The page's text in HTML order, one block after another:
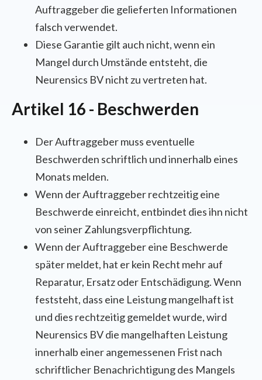
Auftraggeber die gelieferten Informationen
falsch verwendet.
Diese Garantie gilt auch nicht, wenn ein
Mangel durch Umstände entsteht, die
Neurensics BV nicht zu vertreten hat.
Artikel 16 - Beschwerden
Der Auftraggeber muss eventuelle
Beschwerden schriftlich und innerhalb eines
Monats melden.
Wenn der Auftraggeber rechtzeitig eine
Beschwerde einreicht, entbindet dies ihn nicht
von seiner Zahlungsverpflichtung.
Wenn der Auftraggeber eine Beschwerde
später meldet, hat er kein Recht mehr auf
Reparatur, Ersatz oder Entschädigung. Wenn
feststeht, dass eine Leistung mangelhaft ist
und dies rechtzeitig gemeldet wurde, wird
Neurensics BV die mangelhaften Leistung
innerhalb einer angemessenen Frist nach
schriftlicher Benachrichtigung des Mangels